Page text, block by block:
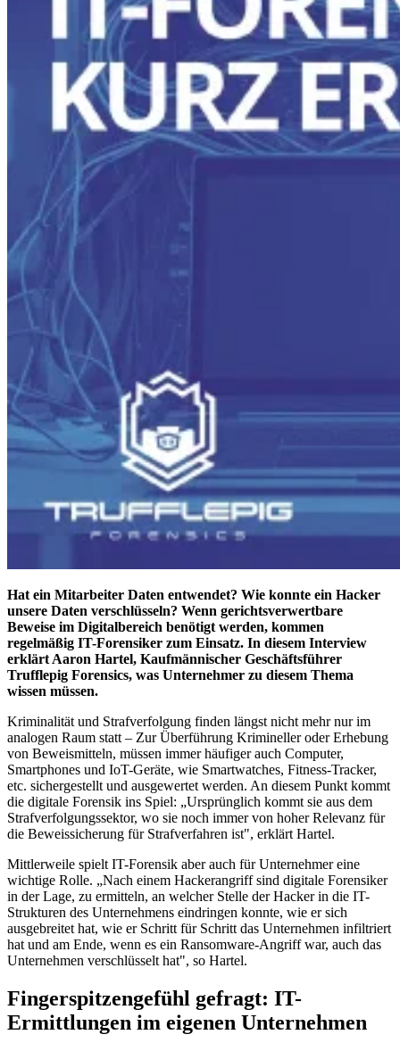
Hat ein Mitarbeiter Daten entwendet? Wie konnte ein Hacker
unsere Daten verschlüsseln? Wenn gerichtsverwertbare
Beweise im Digitalbereich benötigt werden, kommen
regelmäßig IT-Forensiker zum Einsatz. In diesem Interview
erklärt Aaron Hartel, Kaufmännischer Geschäftsführer
Trufflepig Forensics, was Unternehmer zu diesem Thema
wissen müssen.
Kriminalität und Strafverfolgung finden längst nicht mehr nur im
analogen Raum statt – Zur Überführung Krimineller oder Erhebung
von Beweismitteln, müssen immer häufiger auch Computer,
Smartphones und IoT-Geräte, wie Smartwatches, Fitness-Tracker,
etc. sichergestellt und ausgewertet werden. An diesem Punkt kommt
die digitale Forensik ins Spiel: „Ursprünglich kommt sie aus dem
Strafverfolgungssektor, wo sie noch immer von hoher Relevanz für
die Beweissicherung für Strafverfahren ist", erklärt Hartel.
Mittlerweile spielt IT-Forensik aber auch für Unternehmer eine
wichtige Rolle. „Nach einem Hackerangriff sind digitale Forensiker
in der Lage, zu ermitteln, an welcher Stelle der Hacker in die IT-
Strukturen des Unternehmens eindringen konnte, wie er sich
ausgebreitet hat, wie er Schritt für Schritt das Unternehmen infiltriert
hat und am Ende, wenn es ein Ransomware-Angriff war, auch das
Unternehmen verschlüsselt hat", so Hartel.
Fingerspitzengefühl gefragt: IT-
Ermittlungen im eigenen Unternehmen